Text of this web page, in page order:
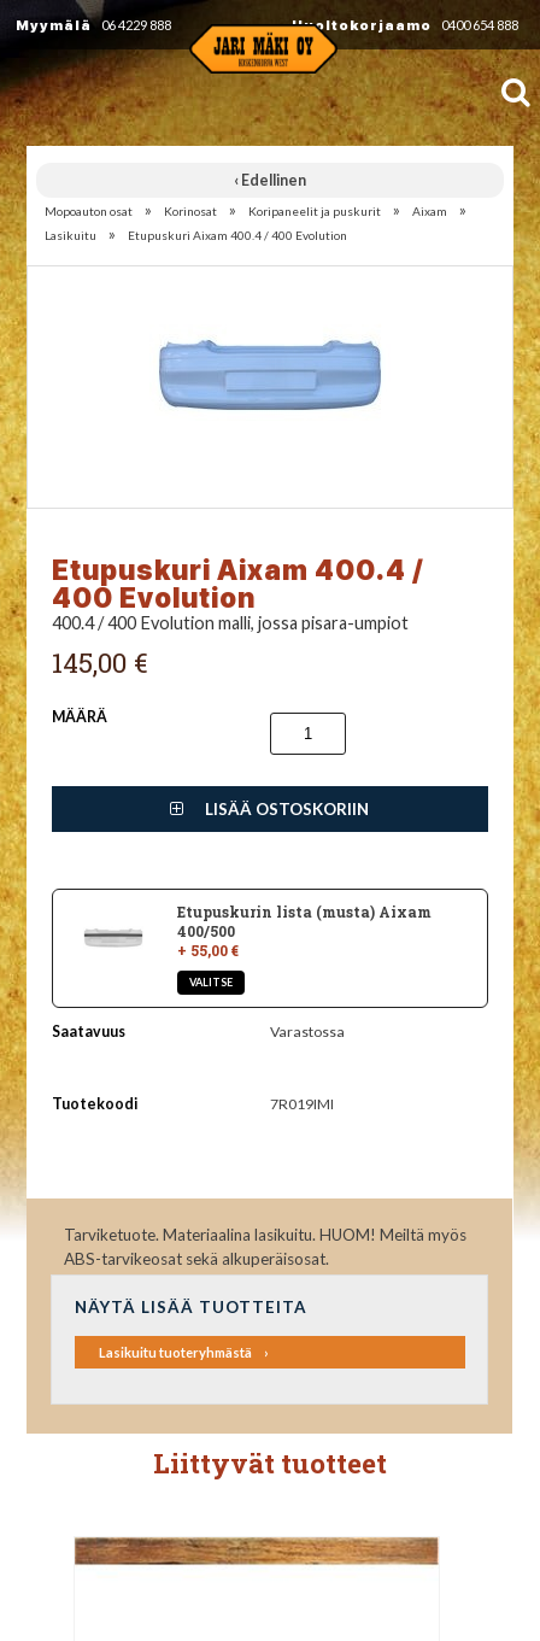
Myymälä 06 4229 888 Huoltokorjaamo 0400 654 888
‹ Edellinen
Mopoauton osat » Korinosat » Koripaneelit ja puskurit » Aixam »
Lasikuitu » Etupuskuri Aixam 400.4 / 400 Evolution
Etupuskuri Aixam 400.4 /
400 Evolution
400.4 / 400 Evolution malli, jossa pisara-umpiot
145,00 €
MÄÄRÄ
LISÄÄ OSTOSKORIIN
Etupuskurin lista (musta) Aixam
400/500
+ 55,00 €
Saatavuus Varastossa
Tuotekoodi 7R019IMI
Tarviketuote. Materiaalina lasikuitu. HUOM! Meiltä myös
ABS-tarvikeosat sekä alkuperäisosat.
NÄYTÄ LISÄÄ TUOTTEITA
Lasikuitu tuoteryhmästä
Liittyvät tuotteet